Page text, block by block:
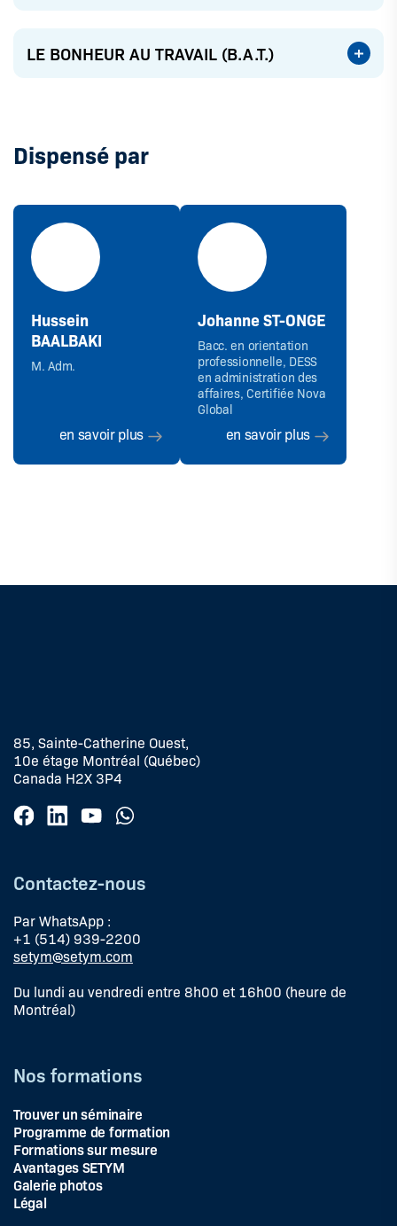
LE BONHEUR AU TRAVAIL (B.A.T.)
Dispensé par
Hussein
BAALBAKI
M. Adm.
en savoir plus
Johanne ST-ONGE
Bacc. en orientation
professionnelle, DESS
en administration des
affaires, Certifiée Nova
Global
en savoir plus
85, Sainte-Catherine Ouest,
10e étage Montréal (Québec)
Canada H2X 3P4
Contactez-nous
Par WhatsApp :
+1 (514) 939-2200
setym@setym.com
Du lundi au vendredi entre 8h00 et 16h00 (heure de
Montréal)
Nos formations
Trouver un séminaire
Programme de formation
Formations sur mesure
Avantages SETYM
Galerie photos
Légal